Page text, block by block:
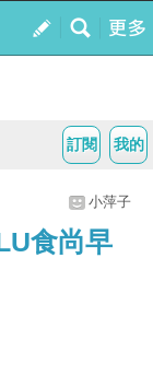
我的
訂閱
小萍子
食尚早